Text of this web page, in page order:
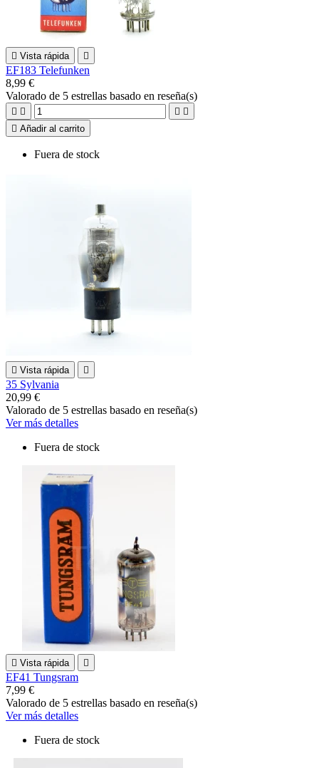
 Vista rápida 
EF183 Telefunken
8,99 €
Valorado de 5 estrellas basado en reseña(s)
   
 Añadir al carrito
Fuera de stock
 Vista rápida 
35 Sylvania
20,99 €
Valorado de 5 estrellas basado en reseña(s)
Ver más detalles
Fuera de stock
 Vista rápida 
EF41 Tungsram
7,99 €
Valorado de 5 estrellas basado en reseña(s)
Ver más detalles
Fuera de stock